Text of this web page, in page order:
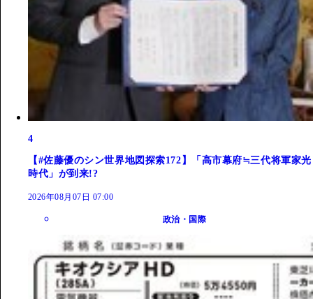
4
【#佐藤優のシン世界地図探索172】「高市幕府≒三代将軍家光
時代」が到来!?
2026年08月07日 07:00
政治・国際